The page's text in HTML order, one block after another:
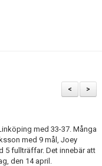
>
<
med 33-37. Många
med 9 mål, Joey
5 fullträffar. Det innebär att
den 14 april.